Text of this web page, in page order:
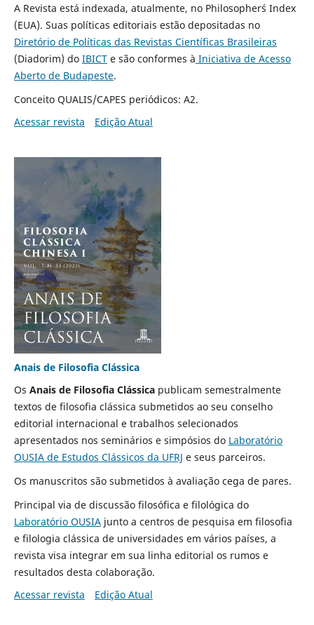
A Revista está indexada, atualmente, no Philosopher´s Index
(EUA). Suas políticas editoriais estão depositadas no
Diretório de Políticas das Revistas Científicas Brasileiras
(Diadorim) do IBICTe são conformes à Iniciativa de Acesso
Aberto de Budapeste.
Conceito QUALIS/CAPES periódicos: A2.
Acessar revista
Edição Atual
Anais de Filosofia Clássica
Os Anais de Filosofia Clássicapublicam semestralmente
textos de filosofia clássica submetidos ao seu conselho
editorial internacional e trabalhos selecionados
apresentados nos seminários e simpósios do Laboratório
OUSIA de Estudos Clássicos da UFRJ e seus parceiros.
Os manuscritos são submetidos à avaliação cega de pares.
Principal via de discussão filosófica e filológica do
Laboratório OUSIAjunto a centros de pesquisa em filosofia
e filologia clássica de universidades em vários países, a
revista visa integrar em sua linha editorial os rumos e
resultados desta colaboração.
Acessar revista
Edição Atual